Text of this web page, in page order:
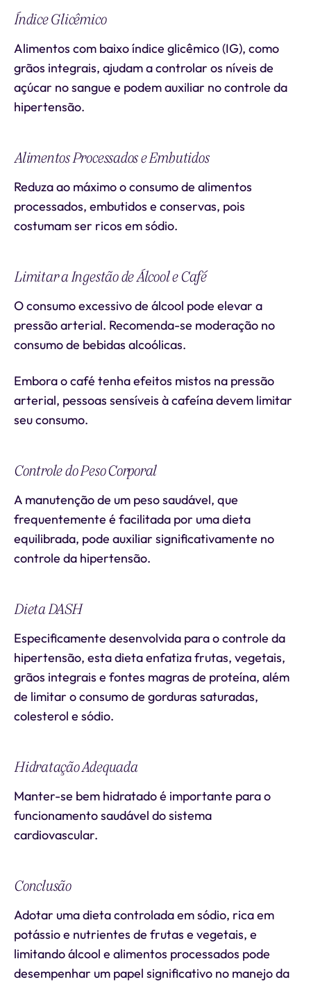
Índice Glicêmico
Alimentos com baixo índice glicêmico (IG), como
grãos integrais, ajudam a controlar os níveis de
açúcar no sangue e podem auxiliar no controle da
hipertensão.
Alimentos Processados e Embutidos
Reduza ao máximo o consumo de alimentos
processados, embutidos e conservas, pois
costumam ser ricos em sódio.
Limitar a Ingestão de Álcool e Café
O consumo excessivo de álcool pode elevar a
pressão arterial. Recomenda-se moderação no
consumo de bebidas alcoólicas.
Embora o café tenha efeitos mistos na pressão
arterial, pessoas sensíveis à cafeína devem limitar
seu consumo.
Controle do Peso Corporal
A manutenção de um peso saudável, que
frequentemente é facilitada por uma dieta
equilibrada, pode auxiliar significativamente no
controle da hipertensão.
Dieta DASH
Especificamente desenvolvida para o controle da
hipertensão, esta dieta enfatiza frutas, vegetais,
grãos integrais e fontes magras de proteína, além
de limitar o consumo de gorduras saturadas,
colesterol e sódio.
Hidratação Adequada
Manter-se bem hidratado é importante para o
funcionamento saudável do sistema
cardiovascular.
Conclusão
Adotar uma dieta controlada em sódio, rica em
potássio e nutrientes de frutas e vegetais, e
limitando álcool e alimentos processados pode
desempenhar um papel significativo no manejo da